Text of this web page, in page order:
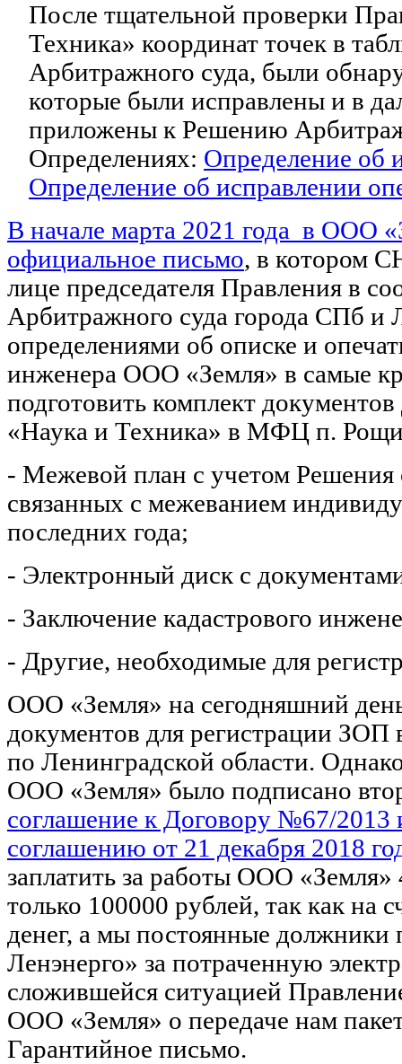
После тщательной проверки
Техника» координат точек в
Арбитражного суда, были
которые были исправлены и в
приложены к Решению
Определениях: Определение об
Определение об исправлении
В начале марта 2021 года в ООО
официальное письмо, в котором
лице председателя Правления в
Арбитражного суда города СПб и
определениями об описке и
инженера ООО «Земля» в самые
подготовить комплект
«Наука и Техника» в МФЦ п.
- Межевой план с учетом Решения
связанных с межеванием
последних года;
- Электронный диск с
- Заключение кадастрового
- Другие, необходимые для
ООО «Земля» на сегодняшний
документов для регистрации ЗОП
по Ленинградской области.
ООО «Земля» было подписано
соглашение к Договору №67/2013
соглашению от 21 декабря 2018
заплатить за работы ООО
только 100000 рублей, так как на
денег, а мы постоянные
Ленэнерго» за потраченную
сложившейся ситуацией
ООО «Земля» о передаче нам
Гарантийное письмо.